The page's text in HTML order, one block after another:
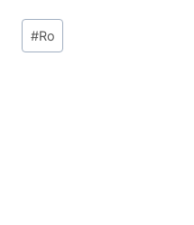
Post
Tags:
#Ro